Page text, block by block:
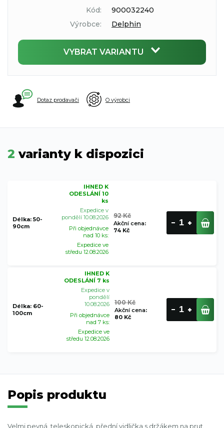
Kód:
900032240
Výrobce:
Delphin
VYBRAT VARIANTU
Dotaz prodavači O výrobci
2 varianty k dispozici
Délka: 50-
90cm
IHNED K
ODESLÁNÍ 10
ks
Expedice v
pondělí 10.08.2026
Při objednávce
nad 10 ks:
Expedice ve
středu 12.08.2026
92 Kč
Akční cena:
74 Kč
Délka: 60-
100cm
IHNED K
ODESLÁNÍ 7 ks
Expedice v
pondělí
10.08.2026
Při objednávce
nad 7 ks:
Expedice ve
středu 12.08.2026
100 Kč
Akční cena:
80 Kč
Popis produktu
Velmi pevná, teleskopická, přední vidlička s držákem na prut.